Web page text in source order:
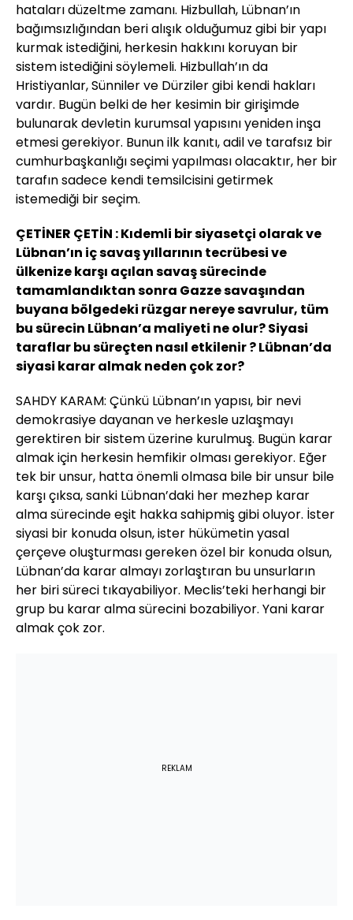
hataları düzeltme zamanı. Hizbullah, Lübnan’ın
bağımsızlığından beri alışık olduğumuz gibi bir yapı
kurmak istediğini, herkesin hakkını koruyan bir
sistem istediğini söylemeli. Hizbullah’ın da
Hristiyanlar, Sünniler ve Dürziler gibi kendi hakları
vardır. Bugün belki de her kesimin bir girişimde
bulunarak devletin kurumsal yapısını yeniden inşa
etmesi gerekiyor. Bunun ilk kanıtı, adil ve tarafsız bir
cumhurbaşkanlığı seçimi yapılması olacaktır, her bir
tarafın sadece kendi temsilcisini getirmek
istemediği bir seçim.
ÇETİNER ÇETİN : Kıdemli bir siyasetçi olarak ve
Lübnan’ın iç savaş yıllarının tecrübesi ve
ülkenize karşı açılan savaş sürecinde
tamamlandıktan sonra Gazze savaşından
buyana bölgedeki rüzgar nereye savrulur, tüm
bu sürecin Lübnan’a maliyeti ne olur? Siyasi
taraflar bu süreçten nasıl etkilenir ? Lübnan’da
siyasi karar almak neden çok zor?
SAHDY KARAM: Çünkü Lübnan’ın yapısı, bir nevi
demokrasiye dayanan ve herkesle uzlaşmayı
gerektiren bir sistem üzerine kurulmuş. Bugün karar
almak için herkesin hemfikir olması gerekiyor. Eğer
tek bir unsur, hatta önemli olmasa bile bir unsur bile
karşı çıksa, sanki Lübnan’daki her mezhep karar
alma sürecinde eşit hakka sahipmiş gibi oluyor. İster
siyasi bir konuda olsun, ister hükümetin yasal
çerçeve oluşturması gereken özel bir konuda olsun,
Lübnan’da karar almayı zorlaştıran bu unsurların
her biri süreci tıkayabiliyor. Meclis’teki herhangi bir
grup bu karar alma sürecini bozabiliyor. Yani karar
almak çok zor.
REKLAM